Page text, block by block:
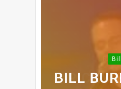
BILLRICKY
KEVIN
DAVE